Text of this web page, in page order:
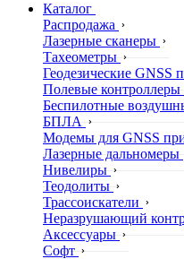
Каталог
Распродажа
Лазерные сканеры
Тахеометры
Геодезические GNSS
Полевые контроллеры
Беспилотные
БПЛА
Модемы для GNSS
Лазерные дальномеры
Нивелиры
Теодолиты
Трассоискатели
Неразрушающий
Аксессуары
Софт